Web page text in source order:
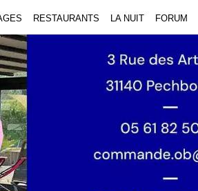
RESTAURANTS LA NUIT FORUM